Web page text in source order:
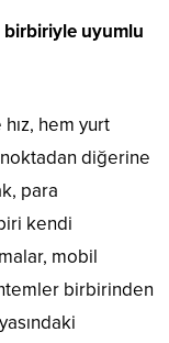
birbiriyle uyumlu
hem yurt
noktadan diğerine
para
kendi
mobil
birbirinden